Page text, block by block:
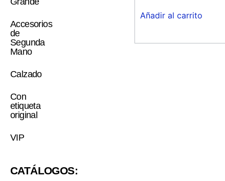
Accesorios
de
Segunda
Mano
Calzado
Con
etiqueta
original
VIP
Añadir al carrito
CATÁLOGOS: